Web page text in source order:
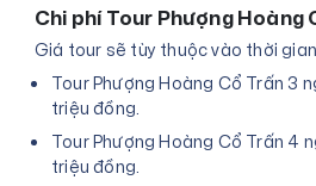
Chi phí Tour Phượng Hoàng
Giá tour sẽ tùy thuộc vào thời
Tour Phượng Hoàng Cổ Trấn 3
triệu đồng.
Tour Phượng Hoàng Cổ Trấn 4
triệu đồng.